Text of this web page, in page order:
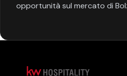
opportunità sul mercato di